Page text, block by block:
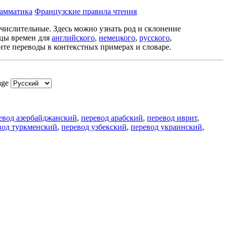
Французские правила чтения
Здесь можно узнать род и склонение
времен для английского, немецкого, русского,
переводы в контекстных примерах и словаре.
азербайджанский, перевод арабский, перевод иврит,
туркменский, перевод узбекский, перевод украинский,